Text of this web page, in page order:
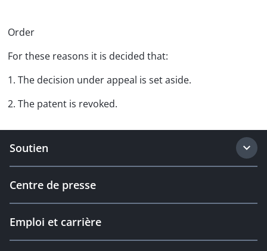
Order
For these reasons it is decided that:
1. The decision under appeal is set aside.
2. The patent is revoked.
Soutien
Centre de presse
Emploi et carrière